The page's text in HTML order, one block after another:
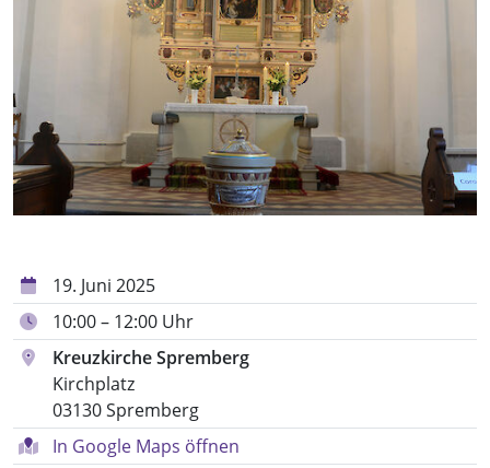
19. Juni 2025
10:00 – 12:00 Uhr
Kreuzkirche Spremberg
Kirchplatz
03130 Spremberg
In Google Maps öffnen